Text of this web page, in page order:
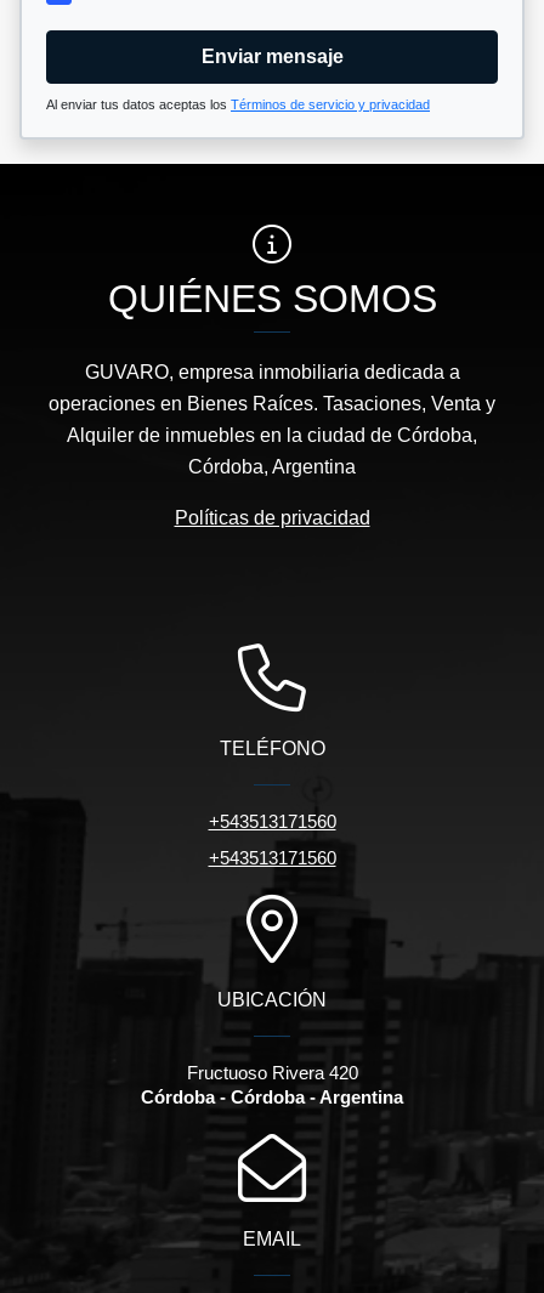
Enviar mensaje
Al enviar tus datos aceptas los Términos de servicio y privacidad
QUIÉNES SOMOS
GUVARO, empresa inmobiliaria dedicada a
operaciones en Bienes Raíces. Tasaciones, Venta y
Alquiler de inmuebles en la ciudad de Córdoba,
Córdoba, Argentina
Políticas de privacidad
TELÉFONO
+543513171560
+543513171560
UBICACIÓN
Fructuoso Rivera 420
Córdoba - Córdoba - Argentina
EMAIL